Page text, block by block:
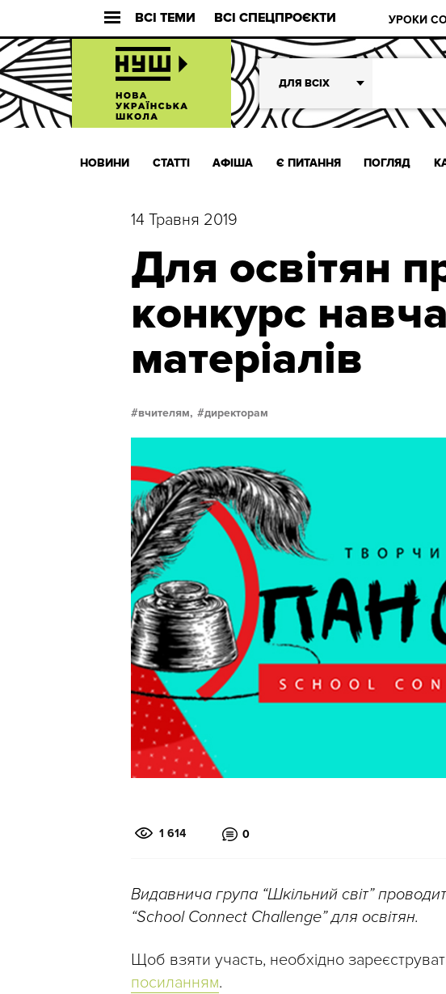
ВСІ ТЕМИ ВСІ СПЕЦПРОЄКТИ УРОКИ
ДЛЯ ВСІХ
НОВИНИ СТАТТІ АФІША Є ПИТАННЯ ПОГЛЯД
14 Травня 2019
Для освітян
конкурс
матеріалів
вчителям, директорам
1 614 0
Видавнича група “Шкільний світ”
“School Connect Challenge” для освітян.
Щоб взяти участь, необхідно
посиланням.